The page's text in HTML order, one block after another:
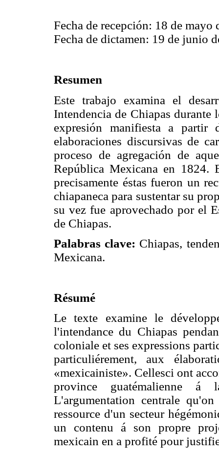
Fecha de recepción: 18 de mayo
Fecha de dictamen: 19 de junio
Resumen
Este trabajo examina el
Intendencia de Chiapas
expresión manifiesta a
elaboraciones discursivas de
proceso de agregación de
República Mexicana en 1824.
precisamente éstas fueron un
chiapaneca para sustentar su
su vez fue aprovechado por el
de Chiapas.
Palabras clave: Chiapas,
Mexicana.
Résumé
Le texte examine le
l'intendance du Chiapas
coloniale et ses expressions
particuliérement, aux
«mexicainiste». Cellesci ont
province guatémalienne á
L'argumentation centrale
ressource d'un secteur
un contenu á son propre
mexicain en a profité pour